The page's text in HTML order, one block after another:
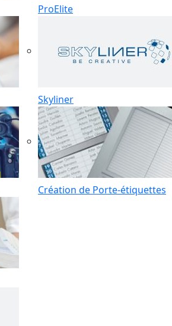
ProElite
Skyliner
Création de Porte-étiquettes